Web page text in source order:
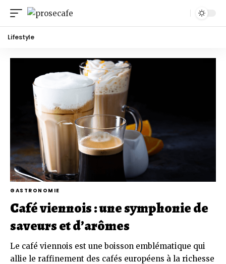
Lifestyle
GASTRONOMIE
Café viennois : une symphonie de
saveurs et d’arômes
Le café viennois est une boisson emblématique qui
allie le raffinement des cafés européens à la richesse